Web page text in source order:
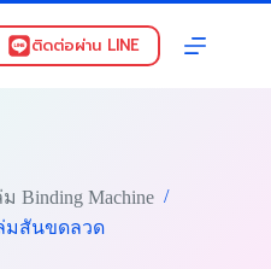
ติดต่อผ่าน LINE
Binding Machine /
ล่มสันขดลวด